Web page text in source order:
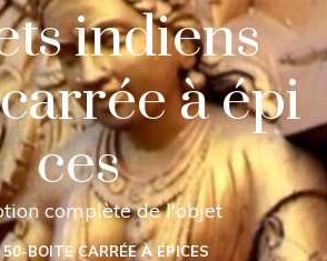
indiens
à épi
ces
complète de l'objet
50-BOITE CARRÉE À ÉPICES